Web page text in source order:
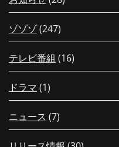
ゾゾゾ(247)
テレビ番組 (16)
ドラマ (1)
ニュース (7)